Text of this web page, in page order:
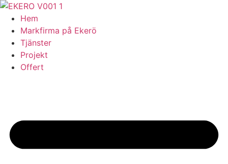
Skip
content
Hem
Markfirma på Ekerö
Tjänster
Projekt
Offert